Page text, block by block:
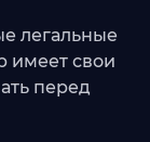
легальные
имеет свои
перед